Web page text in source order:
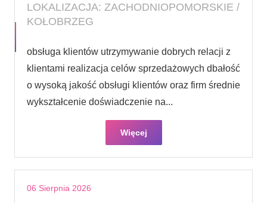
LOKALIZACJA: ZACHODNIOPOMORSKIE /
KOŁOBRZEG
obsługa klientów utrzymywanie dobrych relacji z
klientami realizacja celów sprzedażowych dbałość
o wysoką jakość obsługi klientów oraz firm średnie
wykształcenie doświadczenie na...
Więcej
06 Sierpnia 2026